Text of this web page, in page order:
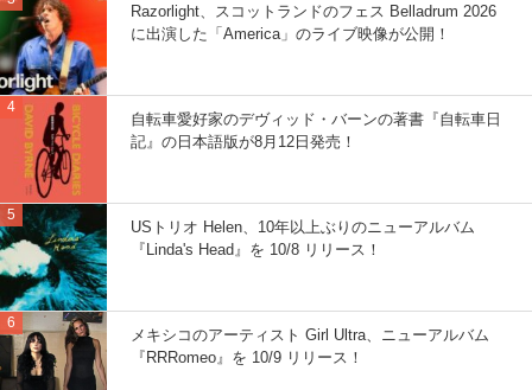
Razorlight、スコットランドのフェス Belladrum 2026
に出演した「America」のライブ映像が公開！
自転車愛好家のデヴィッド・バーンの著書『自転車日
記』の日本語版が8月12日発売！
USトリオ Helen、10年以上ぶりのニューアルバム
『Linda's Head』を 10/8 リリース！
メキシコのアーティスト Girl Ultra、ニューアルバム
『RRRomeo』を 10/9 リリース！